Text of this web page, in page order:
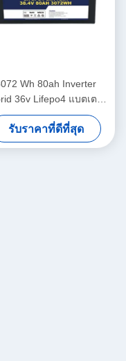
Wh 80ah Inverter
36v Lifepo4 แบตเตอรี่
สําหรับเรือ
รับราคาที่ดีที่สุด